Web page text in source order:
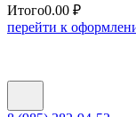
Итого0.00 ₽
перейти к